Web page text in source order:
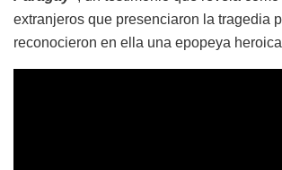
extranjeros que presenciaron la tragedia
reconocieron en ella una epopeya